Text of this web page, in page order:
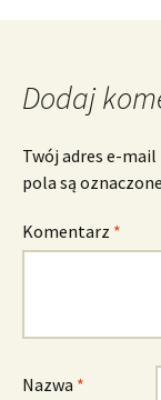
Dodaj
Twój adres e-
pola są oznaczone
Komentarz *
Nazwa *